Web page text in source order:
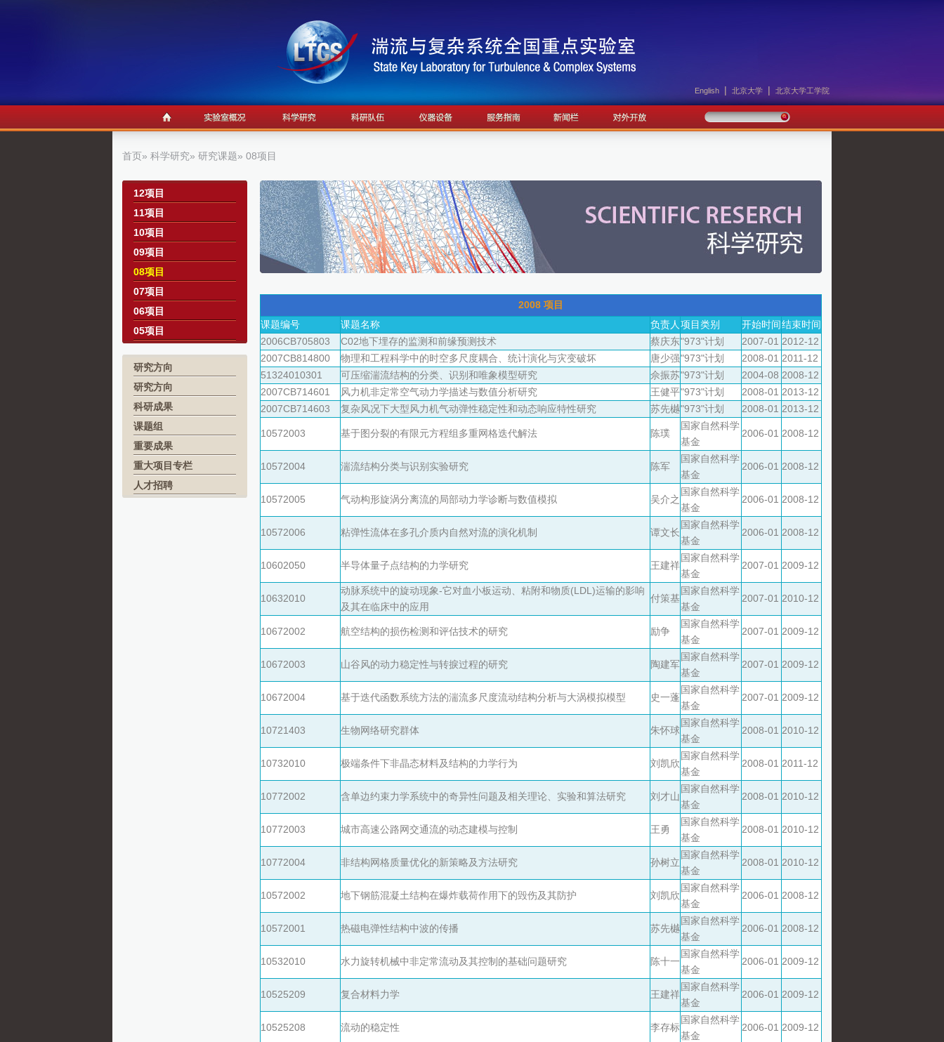
English | 北京大学 | 北京大学工学院
首页» 科学研究» 研究课题» 08项目
a
12项目
11项目
10项目
09项目
08项目
07项目
06项目
05项目
研究方向
研究方向
科研成果
课题组
重要成果
重大项目专栏
人才招聘
2008 项目
课题编号
课题名称 负责人 项目类别 开始时间结束时间
2006CB705803
C02地下埋存的监测和前缘预测技术 蔡庆东"973"计划 2007-01 2012-12
2007CB814800
物理和工程科学中的时空多尺度耦合、统计演化与灾变破坏 唐少强"973"计划 2008-01 2011-12
51324010301
可压缩湍流结构的分类、识别和唯象模型研究 佘振苏"973"计划 2004-08 2008-12
2007CB714601
风力机非定常空气动力学描述与数值分析研究 王健平"973"计划 2008-01 2013-12
2007CB714603
复杂风况下大型风力机气动弹性稳定性和动态响应特性研究 苏先樾"973"计划 2008-01 2013-12
10572003 基于图分裂的有限元方程组多重网格迭代解法 陈璞
国家自然科学
基金
2006-01 2008-12
10572004 湍流结构分类与识别实验研究 陈军
国家自然科学
基金
2006-01 2008-12
10572005 气动构形旋涡分离流的局部动力学诊断与数值模拟 吴介之
国家自然科学
基金
2006-01 2008-12
10572006 粘弹性流体在多孔介质内自然对流的演化机制 谭文长
国家自然科学
基金
2006-01 2008-12
10602050 半导体量子点结构的力学研究 王建祥
国家自然科学
基金
2007-01 2009-12
10632010
动脉系统中的旋动现象-它对血小板运动、粘附和物质(LDL)运输的影响
及其在临床中的应用
付策基
国家自然科学
基金
2007-01 2010-12
10672002 航空结构的损伤检测和评估技术的研究 励争
国家自然科学
基金
2007-01 2009-12
10672003 山谷风的动力稳定性与转捩过程的研究 陶建军
国家自然科学
基金
2007-01 2009-12
10672004 基于迭代函数系统方法的湍流多尺度流动结构分析与大涡模拟模型 史一蓬
国家自然科学
基金
2007-01 2009-12
10721403 生物网络研究群体 朱怀球
国家自然科学
基金
2008-01 2010-12
10732010 极端条件下非晶态材料及结构的力学行为 刘凯欣
国家自然科学
基金
2008-01 2011-12
10772002 含单边约束力学系统中的奇异性问题及相关理论、实验和算法研究 刘才山
国家自然科学
基金
2008-01 2010-12
10772003 城市高速公路网交通流的动态建模与控制 王勇
国家自然科学
基金
2008-01 2010-12
10772004 非结构网格质量优化的新策略及方法研究 孙树立
国家自然科学
基金
2008-01 2010-12
10572002 地下钢筋混凝土结构在爆炸载荷作用下的毁伤及其防护 刘凯欣
国家自然科学
基金
2006-01 2008-12
10572001 热磁电弹性结构中波的传播 苏先樾
国家自然科学
基金
2006-01 2008-12
10532010 水力旋转机械中非定常流动及其控制的基础问题研究 陈十一
国家自然科学
基金
2006-01 2009-12
10525209 复合材料力学 王建祥
国家自然科学
基金
2006-01 2009-12
10525208 流动的稳定性 李存标
国家自然科学
基金
2006-01 2009-12